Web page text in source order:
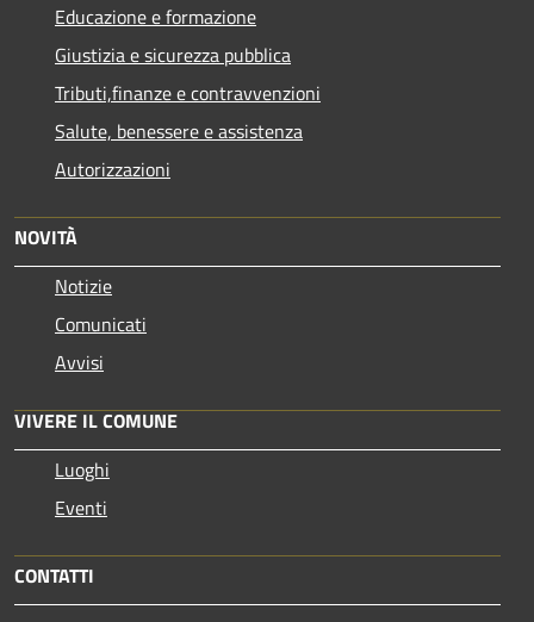
Educazione e formazione
Giustizia e sicurezza pubblica
Tributi,finanze e contravvenzioni
Salute, benessere e assistenza
Autorizzazioni
NOVITÀ
Notizie
Comunicati
Avvisi
VIVERE IL COMUNE
Luoghi
Eventi
CONTATTI